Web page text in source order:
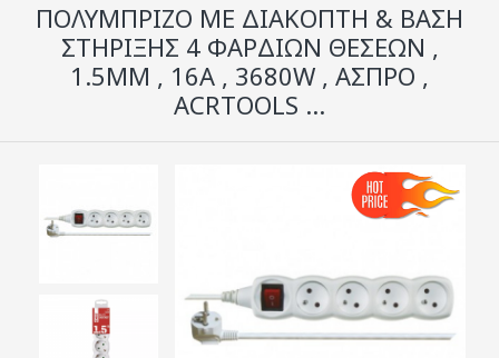
ΠΟΛΥΜΠΡΙΖΟ ΜΕ ΔΙΑΚΌΠΤΗ & ΒΆΣΗ
ΣΤΉΡΙΞΗΣ 4 ΦΑΡΔΙΏΝ ΘΈΣΕΩΝ ,
1.5MM , 16A , 3680W , ΑΣΠΡΟ ,
ACRTOOLS ...